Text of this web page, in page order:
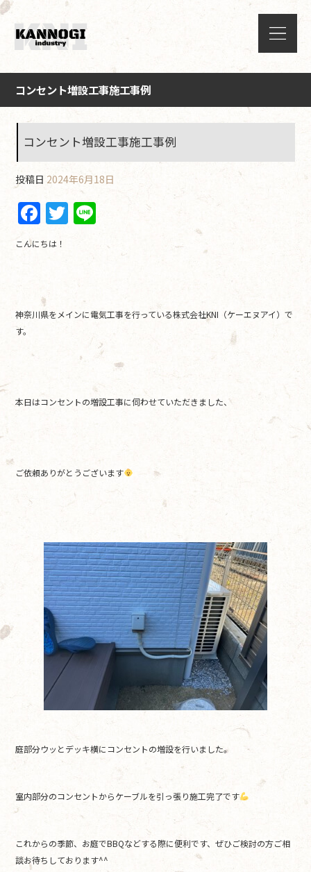
コンセント増設工事施工事例
コンセント増設工事施工事例
投稿日 2024年6月18日
F
a
c
b
o
T
w
e
こんにちは！
神奈川県をメインに電気工事を行っている株式会社KNI（ケーエヌアイ）で
す。
本日はコンセントの増設工事に伺わせていただきました、
ご依頼ありがとうございます
庭部分ウッとデッキ横にコンセントの増設を行いました。
室内部分のコンセントからケーブルを引っ張り施工完了です
これからの季節、お庭でBBQなどする際に便利です、ぜひご検討の方ご相
談お待ちしております^^